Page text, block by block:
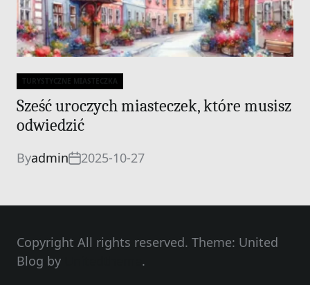
Categories
TURYSTYCZNE MIASTECZKA
Sześć uroczych miasteczek, które musisz
odwiedzić
Byadmin 2025-10-27
Copyright All rights reserved. Theme: United
Blog by
.